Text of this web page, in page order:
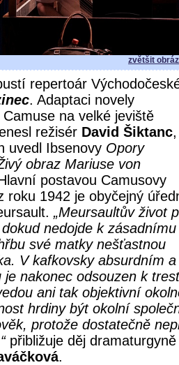
zvětšit
repertoár
. Adaptaci novely
na velké jeviště
režisér David Šiktanc,
uvedl Ibsenovy Opory
obraz Mariuse von
postavou Camusovy
roku 1942 je obyčejný
„Meursaultův život
nedojde k zásadnímu
své matky nešťastnou
V kafkovsky absurdním a
nakonec odsouzen k
ani tak objektivní
hrdiny být okolní
protože dostatečně
přibližuje děj dramaturgyně
.